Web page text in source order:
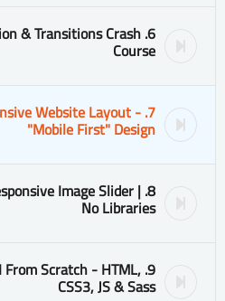
& Transitions Crash
Course
Website Layout -
"Mobile First" Design
Image Slider |
No Libraries
From Scratch - HTML,
CSS3, JS & Sass